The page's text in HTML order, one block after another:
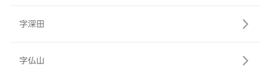
字深田
字仏山